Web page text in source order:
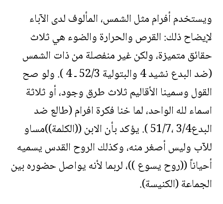
ويستخدم أفرام مثل الشمس، المألوف لدى الآباء
لإيضاح ذلك: القرص والحرارة والضوء هي ثلاث
حقائق متميزة، ولكن غير منفصلة من ذات الشمس
(ضد البدع نشيد 4 والبتولية 52/3 ـ 4 ). ولو صح
القول وسمينا الأقاليم ثلاث طرق وجود، أو ثلاثة
اسماء لله الواحد، لما خنا فكرة افرام (طالع ضد
البدع3/4 ،51/7 ). يؤكد بأن الابن ((الكلمة))مساو
للآب وليس أصغر منه، وكذلك الروح القدس يسميه
أحياناً ((روح يسوع ))، لربما لأنه يواصل حضوره بين
الجماعة (الكنيسة).